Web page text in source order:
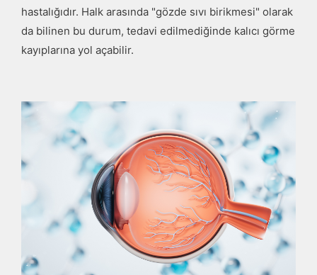
hastalığıdır. Halk arasında "gözde sıvı birikmesi" olarak
da bilinen bu durum, tedavi edilmediğinde kalıcı görme
kayıplarına yol açabilir.